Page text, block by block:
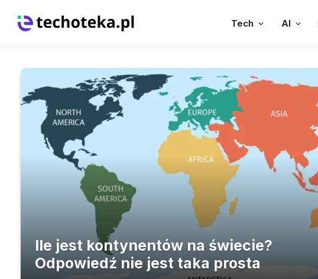
Tech AI
Ile jest kontynentów na świecie?
Odpowiedź nie jest taka prosta